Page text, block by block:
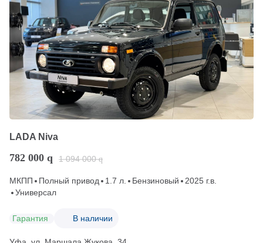
LADA Niva
782 000 q 1 094 000 q
МКПП Полный привод 1.7 л. Бензиновый
2025 г.в.
Универсал
Гарантия В наличии